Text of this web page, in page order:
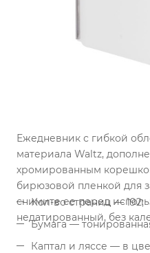
Ежедневник с гибкой
материала Waltz, дополнен металлическим
хромированным
бирюзовой пленкой для
снимите ее перед
недатированный, без
Кол-во страниц — 192;
Бумага —
Каптал и ляссе — в